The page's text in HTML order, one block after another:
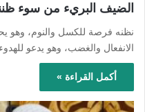
الضيف البريء من سوء
نظنه فرصة للكسل والنوم، وهو
الانفعال والغضب، وهو يدعو
أكمل القراءة »